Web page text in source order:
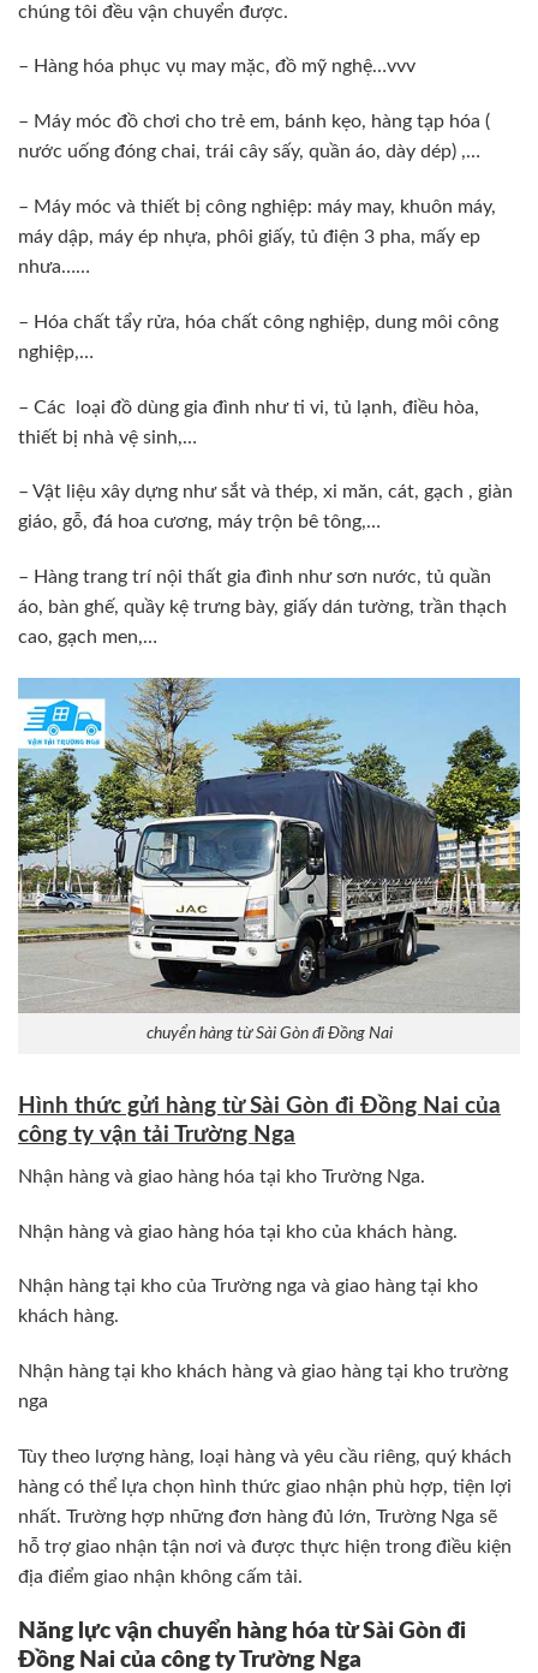
chúng tôi đều vận chuyển được.
– Hàng hóa phục vụ may mặc, đồ mỹ nghệ…vvv
– Máy móc đồ chơi cho trẻ em, bánh kẹo, hàng tạp hóa (
nước uống đóng chai, trái cây sấy, quần áo, dày dép) ,…
– Máy móc và thiết bị công nghiệp: máy may, khuôn máy,
máy dập, máy ép nhựa, phôi giấy, tủ điện 3 pha, mấy ep
nhưa……
– Hóa chất tẩy rửa, hóa chất công nghiệp, dung môi công
nghiệp,…
– Các loại đồ dùng gia đình như ti vi, tủ lạnh, điều hòa,
thiết bị nhà vệ sinh,…
– Vật liệu xây dựng như sắt và thép, xi măn, cát, gạch , giàn
giáo, gỗ, đá hoa cương, máy trộn bê tông,…
– Hàng trang trí nội thất gia đình như sơn nước, tủ quần
áo, bàn ghế, quầy kệ trưng bày, giấy dán tường, trần thạch
cao, gạch men,…
chuyển hàng từ Sài Gòn đi Đồng Nai
Hình thức gửi hàng từ Sài Gòn đi Đồng Nai của
công ty vận tải Trường Nga
Nhận hàng và giao hàng hóa tại kho Trường Nga.
Nhận hàng và giao hàng hóa tại kho của khách hàng.
Nhận hàng tại kho của Trường nga và giao hàng tại kho
khách hàng.
Nhận hàng tại kho khách hàng và giao hàng tại kho trường
nga
Tùy theo lượng hàng, loại hàng và yêu cầu riêng, quý khách
hàng có thể lựa chọn hình thức giao nhận phù hợp, tiện lợi
nhất. Trường hợp những đơn hàng đủ lớn, Trường Nga sẽ
hỗ trợ giao nhận tận nơi và được thực hiện trong điều kiện
địa điểm giao nhận không cấm tải.
Năng lực vận chuyển hàng hóa từ Sài Gòn đi
Đồng Nai của công ty Trường Nga